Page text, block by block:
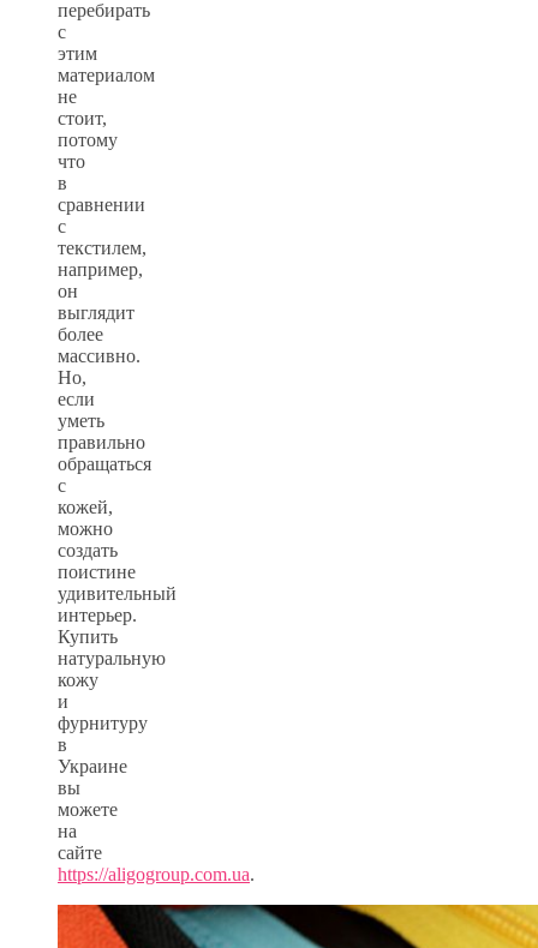
перебирать
с
этим
материалом
не
стоит,
потому
что
в
сравнении
с
текстилем,
например,
он
выглядит
более
массивно.
Но,
если
уметь
правильно
обращаться
с
кожей,
можно
создать
поистине
удивительный
интерьер.
Купить
натуральную
кожу
и
фурнитуру
в
Украине
вы
можете
на
сайте
https://aligogroup.com.ua.